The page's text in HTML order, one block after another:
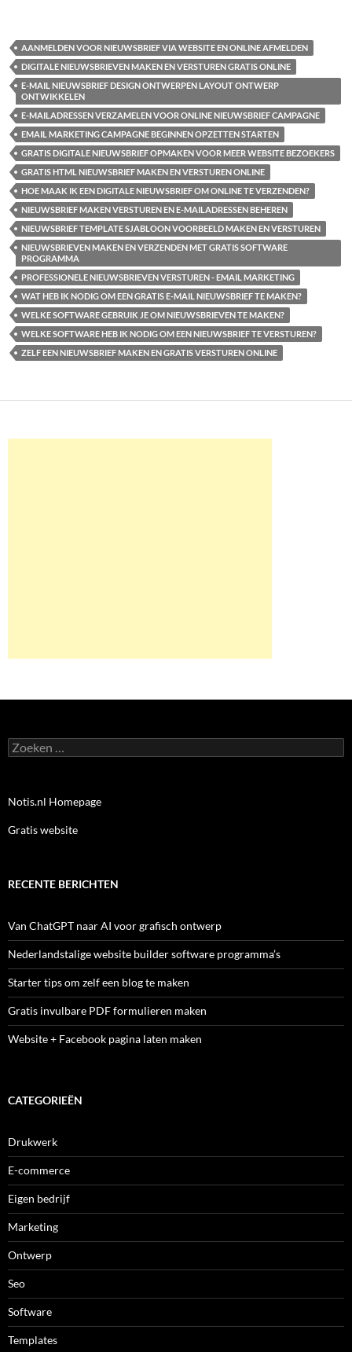
AANMELDEN VOOR NIEUWSBRIEF VIA WEBSITE EN ONLINE AFMELDEN
DIGITALE NIEUWSBRIEVEN MAKEN EN VERSTUREN GRATIS ONLINE
E-MAIL NIEUWSBRIEF DESIGN ONTWERPEN LAYOUT ONTWERP
ONTWIKKELEN
E-MAILADRESSEN VERZAMELEN VOOR ONLINE NIEUWSBRIEF CAMPAGNE
EMAIL MARKETING CAMPAGNE BEGINNEN OPZETTEN STARTEN
GRATIS DIGITALE NIEUWSBRIEF OPMAKEN VOOR MEER WEBSITE BEZOEKERS
GRATIS HTML NIEUWSBRIEF MAKEN EN VERSTUREN ONLINE
HOE MAAK IK EEN DIGITALE NIEUWSBRIEF OM ONLINE TE VERZENDEN?
NIEUWSBRIEF MAKEN VERSTUREN EN E-MAILADRESSEN BEHEREN
NIEUWSBRIEF TEMPLATE SJABLOON VOORBEELD MAKEN EN VERSTUREN
NIEUWSBRIEVEN MAKEN EN VERZENDEN MET GRATIS SOFTWARE
PROGRAMMA
PROFESSIONELE NIEUWSBRIEVEN VERSTUREN - EMAIL MARKETING
WAT HEB IK NODIG OM EEN GRATIS E-MAIL NIEUWSBRIEF TE MAKEN?
WELKE SOFTWARE GEBRUIK JE OM NIEUWSBRIEVEN TE MAKEN?
WELKE SOFTWARE HEB IK NODIG OM EEN NIEUWSBRIEF TE VERSTUREN?
ZELF EEN NIEUWSBRIEF MAKEN EN GRATIS VERSTUREN ONLINE
Zoeken
naar:
Notis.nl Homepage
Gratis website
RECENTE BERICHTEN
Van ChatGPT naar AI voor grafisch ontwerp
Nederlandstalige website builder software programma’s
Starter tips om zelf een blog te maken
Gratis invulbare PDF formulieren maken
Website + Facebook pagina laten maken
CATEGORIEËN
Drukwerk
E-commerce
Eigen bedrijf
Marketing
Ontwerp
Seo
Software
Templates